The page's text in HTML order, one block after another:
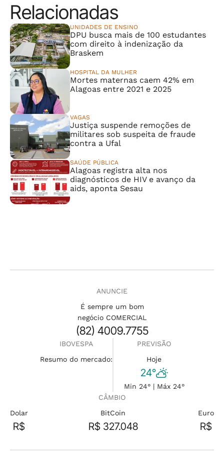
Relacionadas
UNIDADES DE ENSINO
DPU busca mais de 100 estudantes
com direito à indenização da
Braskem
HOSPITAL DA MULHER
Mortes maternas caem 42% em
Alagoas entre 2021 e 2025
VAGAS
Justiça suspende remoções de
militares sob suspeita de fraude
contra a Ufal
SAÚDE PÚBLICA
Alagoas registra alta nos
diagnósticos de HIV e avanço da
aids, aponta Sesau
ANUNCIE
É sempre um bom
negócio COMERCIAL
(82) 4009.7755
IBOVESPA
Resumo do mercado:
PREVISÃO
Hoje
24°
Min 24° | Máx 24°
CÂMBIO
Dolar
R$
BitCoin
R$ 327.048
Euro
R$